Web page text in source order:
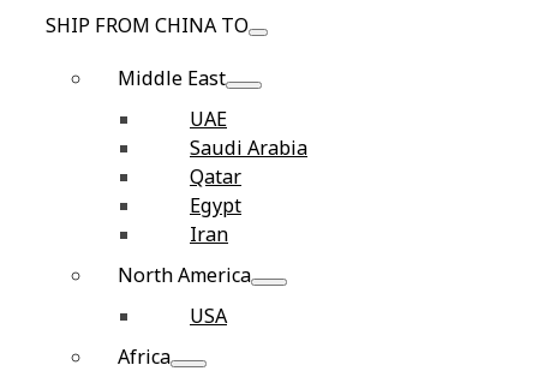
SHIP FROM CHINA TO
Middle East
UAE
Saudi Arabia
Qatar
Egypt
Iran
North America
USA
Africa